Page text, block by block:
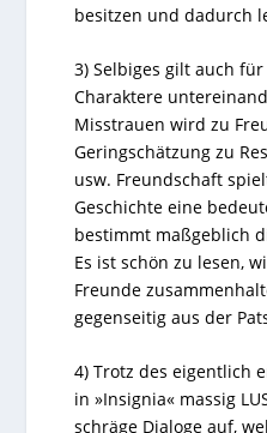
besitzen und dadurch
3) Selbiges gilt auch für
Charaktere
Misstrauen wird zu
Geringschätzung zu
usw. Freundschaft
Geschichte eine
bestimmt maßgeblich
Es ist schön zu lesen,
Freunde
gegenseitig aus der
4) Trotz des eigentlich
in »Insignia« massig
schräge Dialoge auf,